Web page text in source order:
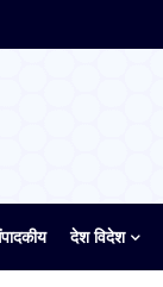
देश विदेश